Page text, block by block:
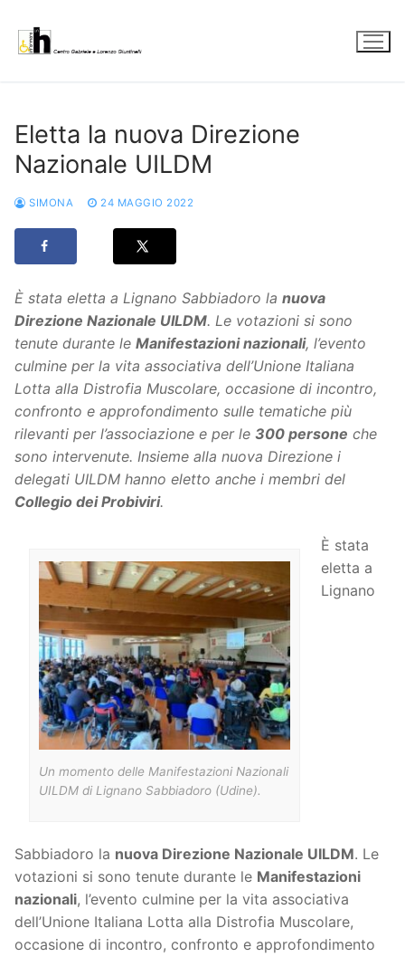
contenuto
Eletta la nuova Direzione
Nazionale UILDM
SIMONA 24 MAGGIO 2022
È stata eletta a Lignano Sabbiadoro la nuova
Direzione Nazionale UILDM. Le votazioni si sono
tenute durante le Manifestazioni nazionali, l’evento
culmine per la vita associativa dell’Unione Italiana
Lotta alla Distrofia Muscolare, occasione di incontro,
confronto e approfondimento sulle tematiche più
rilevanti per l’associazione e per le 300 persone che
sono intervenute. Insieme alla nuova Direzione i
delegati UILDM hanno eletto anche i membri del
Collegio dei Probiviri.
Un momento delle Manifestazioni Nazionali
UILDM di Lignano Sabbiadoro (Udine).
È stata
eletta a
Lignano
Sabbiadoro la nuova Direzione Nazionale UILDM. Le
votazioni si sono tenute durante le Manifestazioni
nazionali, l’evento culmine per la vita associativa
dell’Unione Italiana Lotta alla Distrofia Muscolare,
occasione di incontro, confronto e approfondimento